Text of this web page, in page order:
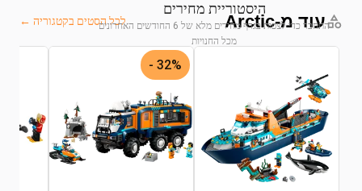
היסטוריית מחירים
התחבר כדי לצפות בגרף מחירים מלא של 6 החודשים האחרונים
מכל החנויות
התחבר לצפייה בגרף
עוד מ-Arctic לכל הסטים בקטגוריה ←
32% -